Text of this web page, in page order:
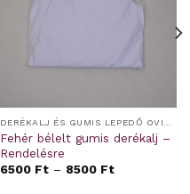
Fehér bélelt gumis derékalj –
Rendelésre
6500 Ft– 8500 Ft